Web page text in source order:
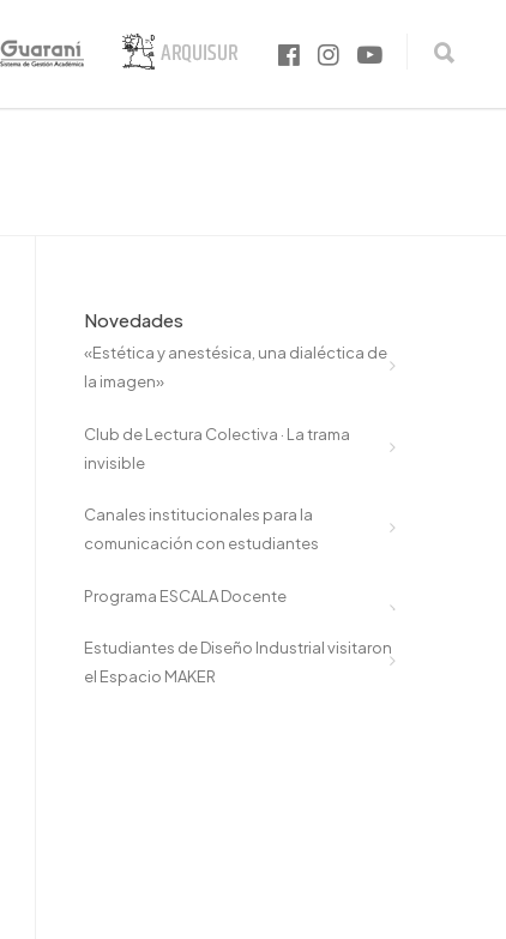
Novedades
«Estética y anestésica, una dialéctica de
la imagen»
Club de Lectura Colectiva · La trama
invisible
Canales institucionales para la
comunicación con estudiantes
Programa ESCALA Docente
Estudiantes de Diseño Industrial visitaron
el Espacio MAKER